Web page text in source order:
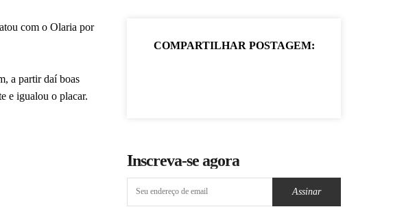
com o Olaria por
a partir daí boas
e igualou o placar.
COMPARTILHAR POSTAGEM:
Inscreva-se agora
Assinar